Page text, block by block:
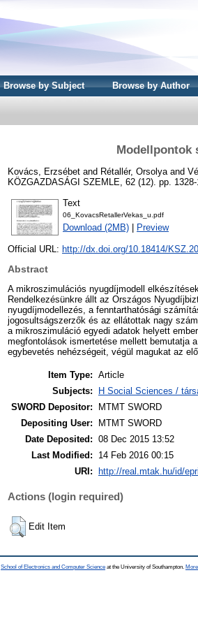
Browse by Subject Browse by Author
Modellpontok
Kovács, Erzsébet and Rétallér, Orsolya and
KÖZGAZDASÁGI SZEMLE, 62 (12). pp.
Text
06_KovacsRetallerVekas_u.pdf
Download (2MB) Preview
Official URL: http://dx.doi.org/10.18414/
Abstract
A mikroszimulációs nyugdíjmodell
Rendelkezésünkre állt az Országos
nyugdíjmodellezés, a fenntarthatósági
jogosultságszerzők és az ellátottak nagy
a mikroszimuláció egyedi adatok helyett
megfontolások ismertetése mellett bemutatja
egybevetés nehézségeit, végül magukat az
Item Type: Article
Subjects:
H Social Sciences /
SWORD Depositor:
MTMT SWORD
Depositing User:
MTMT SWORD
Date Deposited: 08 Dec 2015 13:52
Last Modified:
14 Feb 2016 00:15
URI:
http://real.mtak.hu/id/
Actions (login required)
Edit Item
School of Electronics and Computer Science at the University of Southampton.